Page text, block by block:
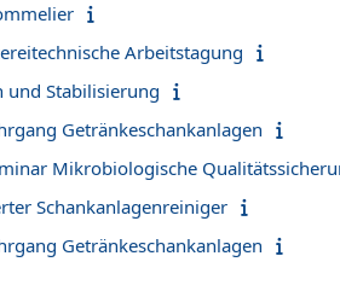
Arbeitstagung
und Stabilisierung
Getränkeschankanlagen
Mikrobiologische
Schankanlagenreiniger
Getränkeschankanlagen